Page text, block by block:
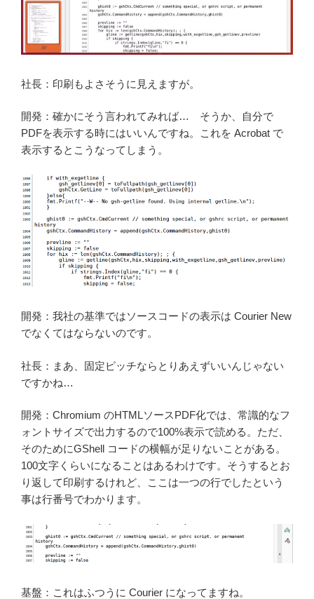
社長：印刷もよさそうに見えますが。
開発：確かにそう言われてみれば… そうか、自分で
PDFを表示する時にはいいんですね。これを Acrobat で
表示するとこうなってしまう。
開発：我社の基準ではソースコードの表示は Courier New
でなくてはならないのです。
社長：まあ、固定ピッチならとりあえずいいんじゃない
ですかね…
開発：Chromium のHTMLソースPDF化では、常識的なフ
ォントサイズで出力するので100%表示で読める。ただ、
そのためにGShell コードの横幅が足りないことがある。
100文字くらいになることはあるわけです。そうするとお
り返して印刷するけれど、ここは一つの行でしたという
事は行番号でわかります。
基盤：これはふつうに Courier になってますね。